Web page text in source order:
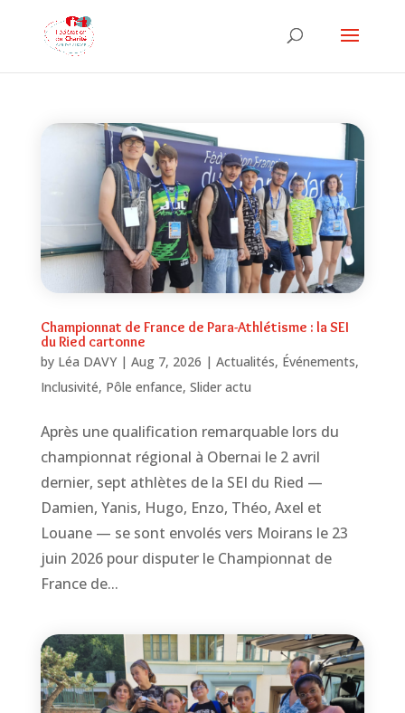
Championnat de France de Para-Athlétisme : la SEI
du Ried cartonne
by Léa DAVY| Aug 7, 2026 | Actualités, Événements,
Inclusivité, Pôle enfance, Slider actu
Après une qualification remarquable lors du
championnat régional à Obernai le 2 avril
dernier, sept athlètes de la SEI du Ried —
Damien, Yanis, Hugo, Enzo, Théo, Axel et
Louane — se sont envolés vers Moirans le 23
juin 2026 pour disputer le Championnat de
France de...